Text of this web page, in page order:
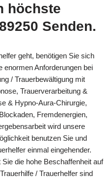
höchste
Senden.
geht, benötigen Sie sich
enormen Anforderungen bei
/ Trauerbewältigung mit
Trauerverarbeitung &
& Hypno-Aura-Chirurgie,
Fremdenergien,
wird unsere
benutzen Sie und
einmal eingehender.
die hohe Beschaffenheit auf
/ Trauerhelfer sind